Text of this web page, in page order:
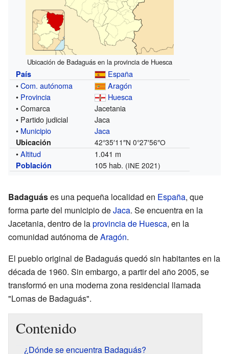
Ubicación de Badaguás en la provincia de Huesca
País
España
•Com. autónoma
Aragón
• Provincia
Huesca
• Comarca
Jacetania
• Partido judicial
Jaca
• Municipio Jaca
Ubicación 42°35′11″N 0°27′56″O
•Altitud 1.041 m
Población 105 hab. (INE 2021)
Badaguáses una pequeña localidad en España, que
forma parte del municipio deJaca. Se encuentra en la
Jacetania, dentro de laprovincia de Huesca, en la
comunidad autónoma deAragón.
El pueblo original de Badaguás quedó sin habitantes en la
década de 1960. Sin embargo, a partir del año 2005, se
transformó en una moderna zona residencial llamada
"Lomas de Badaguás".
Contenido
¿Dónde se encuentra Badaguás?